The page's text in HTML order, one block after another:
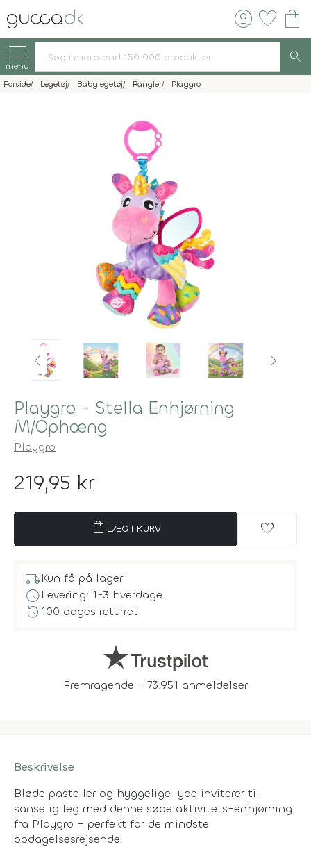
account_circle favorite shopping_bag
menu search
Forside Legetøj Babylegetøj Rangler Playgro
Playgro - Stella Enhjørning
M/Ophæng
Playgro
219,95 kr
shopping_bag LÆG I KURV favorite
local_shippingKun få på lager
scheduleLevering: 1-3 hverdage
history100 dages returret
Fremragende - 73.951 anmeldelser
Beskrivelse
Bløde pasteller og hyggelige lyde inviterer til
sanselig leg med denne søde aktivitets-enhjørning
fra Playgro – perfekt for de mindste
opdagelsesrejsende.